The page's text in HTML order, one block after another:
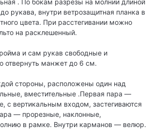
. По бокам разрезы на молнии длиной
рукава, внутри ветрозащитная планка в
цвета. При расстегивании можно
на расклешенный.
и сам рукав свободные и
отвернуть манжет до 6 см.
стороны, расположены один над
вместительные .Первая пара —
с вертикальным входом, застегиваются
— прорезные, наклонные,
в рамке. Внутри карманов — велюр.